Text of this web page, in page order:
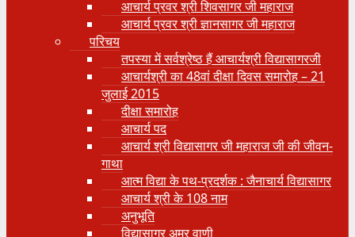
आचार्य प्रवर श्री शिवसागर जी महाराज
आचार्य प्रवर श्री ज्ञानसागर जी महाराज
परिचय
तपस्या में सर्वश्रेष्ठ हैं आचार्यश्री विद्यासागरजी
आचार्यश्री का 48वां दीक्षा दिवस समारोह – 21
जुलाई 2015
दीक्षा समारोह
आचार्य पद
आचार्य श्री विद्यासागर जी महाराज जी की जीवन-
गाथा
आत्म विद्या के पथ-प्रदर्शक : जैनाचार्य विद्यासागर
आचार्य श्री के 108 नाम
अनुभूति
विद्यासागर अमर वाणी